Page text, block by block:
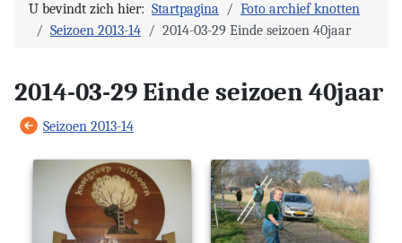
U bevindt zich hier: Startpagina
Foto archief knotten
Seizoen 2013-14
2014-03-29 Einde seizoen 40jaar
2014-03-29 Einde seizoen 40jaar
Seizoen 2013-14